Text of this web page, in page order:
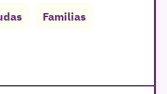
Familias